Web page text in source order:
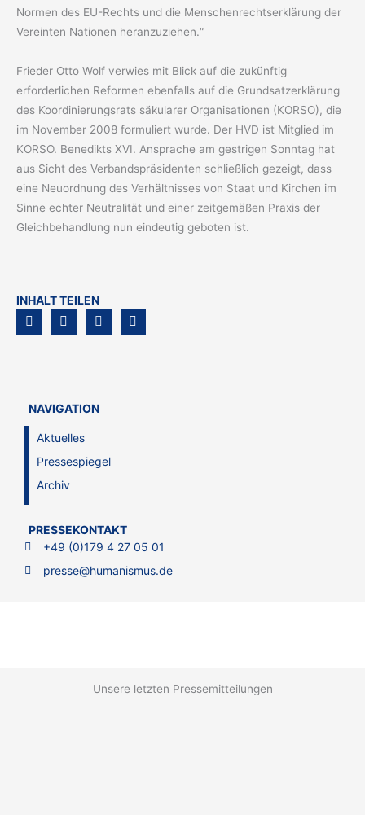
NAVIGATION
Aktuelles
Pressespiegel
Archiv
PRESSEKONTAKT
+49 (0)179 4 27 05 01
presse@humanismus.de
Normen des EU-Rechts und die Menschenrechtserklärung der
Vereinten Nationen heranzuziehen.“
Frieder Otto Wolf verwies mit Blick auf die zukünftig
erforderlichen Reformen ebenfalls auf die Grundsatzerklärung
des Koordinierungsrats säkularer Organisationen (KORSO), die
im November 2008 formuliert wurde. Der HVD ist Mitglied im
KORSO. Benedikts XVI. Ansprache am gestrigen Sonntag hat
aus Sicht des Verbandspräsidenten schließlich gezeigt, dass
eine Neuordnung des Verhältnisses von Staat und Kirchen im
Sinne echter Neutralität und einer zeitgemäßen Praxis der
Gleichbehandlung nun eindeutig geboten ist.
INHALT TEILEN
Unsere letzten Pressemitteilungen